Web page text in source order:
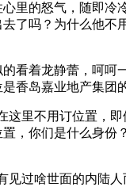
里的怒气，随即冷
了吗？为什么他不
看着龙静蕾，呵呵
香岛嘉业地产集团
这里不用订位置，
，你们是什么身份
见过啥世面的内陆